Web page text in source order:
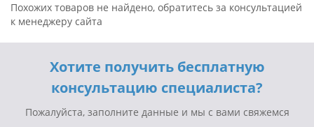
Похожих товаров не найдено, обратитесь за консультацией
к менеджеру сайта
Хотите получить бесплатную
консультацию специалиста?
Пожалуйста, заполните данные и мы с вами свяжемся